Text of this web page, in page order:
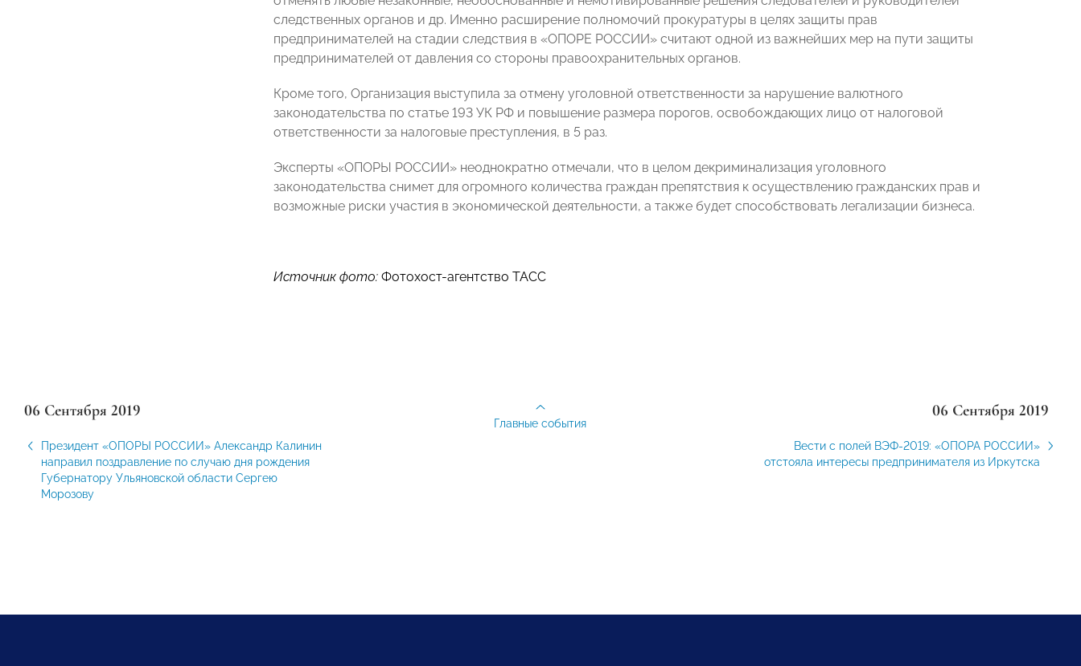
следственных органов и др. Именно расширение полномочий прокуратуры в целях защиты прав
предпринимателей на стадии следствия в «ОПОРЕ РОССИИ» считают одной из важнейших мер на пути защиты
предпринимателей от давления со стороны правоохранительных органов.
Кроме того, Организация выступила за отмену уголовной ответственности за нарушение валютного
законодательства по статье 193 УК РФ и повышение размера порогов, освобождающих лицо от налоговой
ответственности за налоговые преступления, в 5 раз.
Эксперты «ОПОРЫ РОССИИ» неоднократно отмечали, что в целом декриминализация уголовного
законодательства снимет для огромного количества граждан препятствия к осуществлению гражданских прав и
возможные риски участия в экономической деятельности, а также будет способствовать легализации бизнеса.
Источник фото: Фотохост-агентство ТАСС
06 Сентября 2019
Президент «ОПОРЫ РОССИИ» Александр Калинин
направил поздравление по случаю дня рождения
Губернатору Ульяновской области Сергею
Морозову
06 Сентября 2019
Вести с полей ВЭФ-2019: «ОПОРА РОССИИ»
отстояла интересы предпринимателя из Иркутска
Главные события